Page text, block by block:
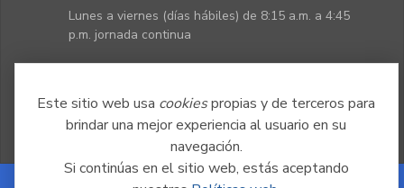
Este sitio web usa cookiespropias y de terceros para
brindar una mejor experiencia al usuario en su
navegación.
Si continúas en el sitio web, estás aceptando
Lunes a viernes (días hábiles) de 8:15 a.m. a 4:45
p.m. jornada continua